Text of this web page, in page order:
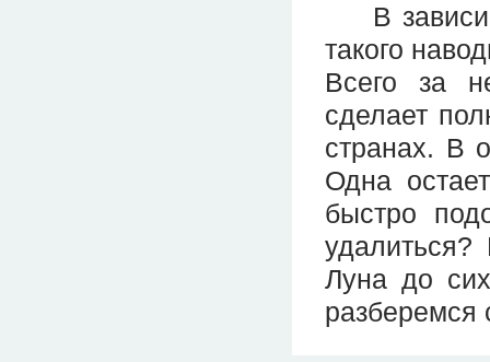
В
такого
Всего за
сделает
странах. В
Одна
быстро
Луна до
разберемся